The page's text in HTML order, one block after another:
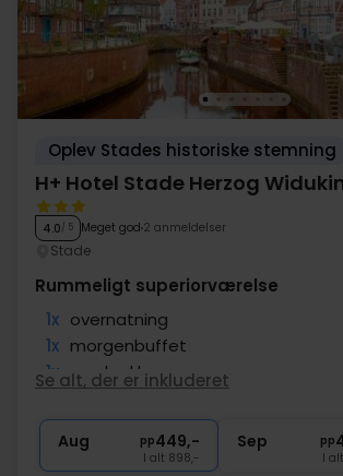
Oplev Stades historiske stemning
H+ Hotel Stade Herzog
4.0/ 5 Meget god 2 anmeldelser
Stade
Rummeligt superiorværelse
1x overnatning
1x morgenbuffet
1x madpakke
∞ Opgradering til Superior værelse
Se alt, der er inkluderet
Aug pp449,-
I alt 898,-
Sep pp
I